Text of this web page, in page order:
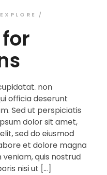
EXPLORE
non
officia deserunt
Sed ut perspiciatis
dolor sit amet,
sed do eiusmod
et dolore magna
veniam, quis nostrud
nisi ut […]